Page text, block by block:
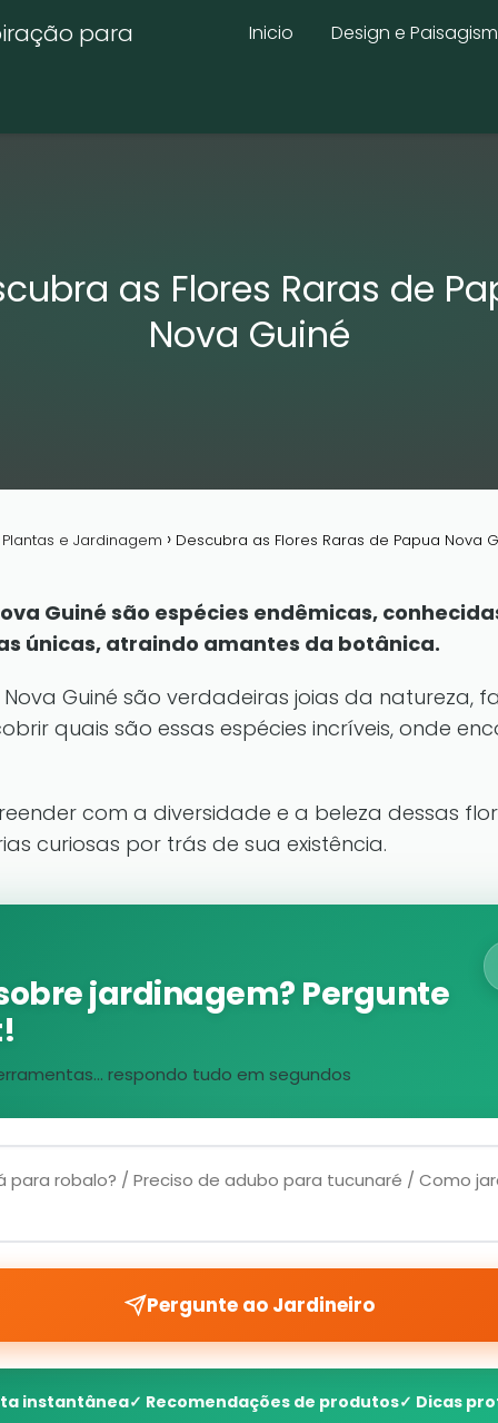
para Inicio Design e
as Flores Raras de
Nova Guiné
e Jardinagem Descubra as Flores Raras de Papua Nova
Guiné são espécies endêmicas,
únicas, atraindo amantes da botânica.
Guiné são verdadeiras joias da natureza,
quais são essas espécies incríveis, onde
com a diversidade e a beleza dessas
curiosas por trás de sua existência.
jardinagem? Pergunte
respondo tudo em segundos
Pergunte ao Jardineiro
instantânea✓ Recomendações de produtos✓ Dicas